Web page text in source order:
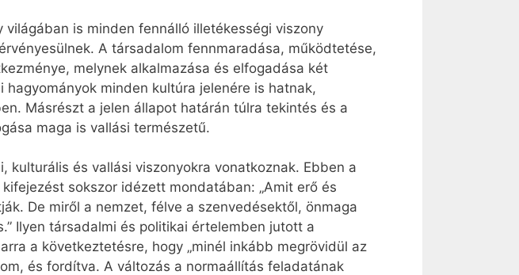
is minden fennálló illetékességi viszony
A társadalom fennmaradása, működtetése,
melynek alkalmazása és elfogadása két
minden kultúra jelenére is hatnak,
Másrészt a jelen állapot határán túlra tekintés és a
maga is vallási természetű.
és vallási viszonyokra vonatkoznak. Ebben a
sokszor idézett mondatában: „Amit erő és
De miről a nemzet, félve a szenvedésektől, önmaga
Ilyen társadalmi és politikai értelemben jutott a
arra a következtetésre, hogy „minél inkább megrövidül az
és fordítva. A változás a normaállítás feladatának